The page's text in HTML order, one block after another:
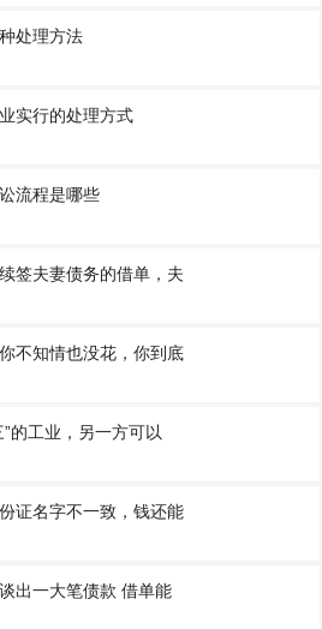
处理方法
实行的处理方式
流程是哪些
签夫妻债务的借单，夫
不知情也没花，你到底
的工业，另一方可以
证名字不一致，钱还能
出一大笔债款 借单能